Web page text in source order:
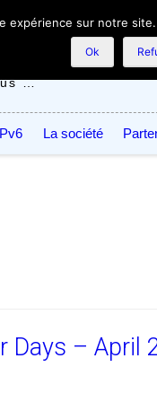
…
to
navigation
La société
Days – April
expérience sur notre
Ok